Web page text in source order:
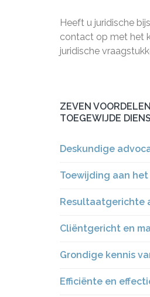
Heeft u juridische
contact op met het
juridische
ZEVEN
TOEGEWIJDE
Deskundige
Toewijding aan
Resultaatgerichte
Cliëntgericht en
Grondige kennis
Efficiënte en